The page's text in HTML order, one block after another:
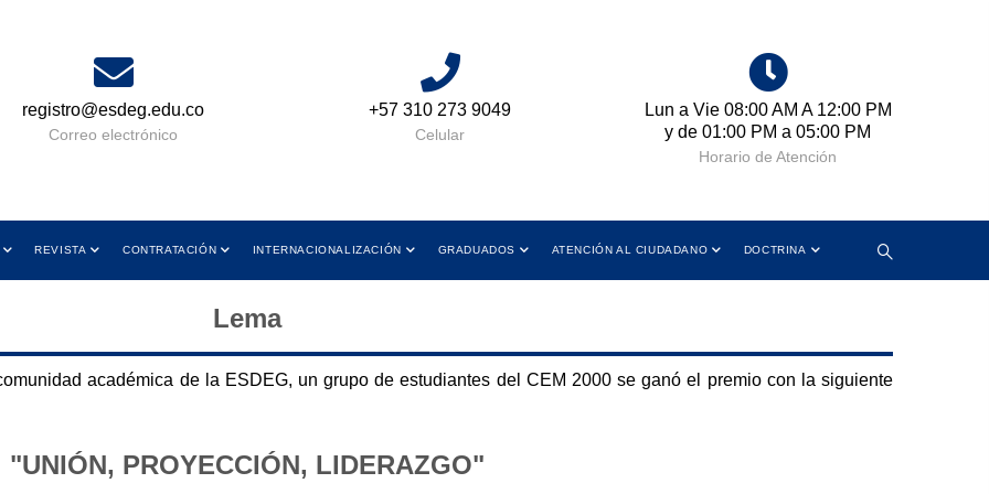
registro@esdeg.edu.co
Correo electrónico
+57 310 273 9049
Celular
Lun a Vie 08:00 AM A 12:00 PM
y de 01:00 PM a 05:00 PM
Horario de Atención
REVISTA CONTRATACIÓN INTERNACIONALIZACIÓN GRADUADOS ATENCIÓN AL CIUDADANO DOCTRINA
Lema
académica de la ESDEG, un grupo de estudiantes del CEM 2000 se ganó el premio con la siguiente
"UNIÓN, PROYECCIÓN, LIDERAZGO"